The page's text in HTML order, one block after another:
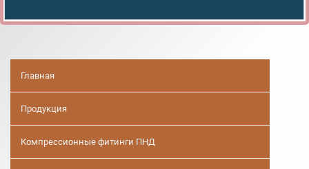
Главная
Продукция
Компрессионные фитинги ПНД